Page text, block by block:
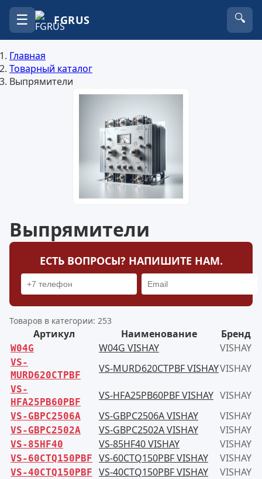
☰ FGRUS 🔍
Главная
Товарный каталог
Выпрямители
Выпрямители
ЕСТЬ ВОПРОСЫ? НАПИШИТЕ НАМ.
Товаров в категории: 253
Артикул Наименование Бренд
W04G W04G VISHAY VISHAY
VS-
MURD620CTPBF
VS-MURD620CTPBF VISHAYVISHAY
VS-
HFA25PB60PBF
VS-HFA25PB60PBF VISHAY VISHAY
VS-GBPC2506A VS-GBPC2506A VISHAY VISHAY
VS-GBPC2502A VS-GBPC2502A VISHAY VISHAY
VS-85HF40 VS-85HF40 VISHAY VISHAY
VS-60CTQ150PBF VS-60CTQ150PBF VISHAY VISHAY
VS-40CTQ150PBF VS-40CTQ150PBF VISHAY VISHAY